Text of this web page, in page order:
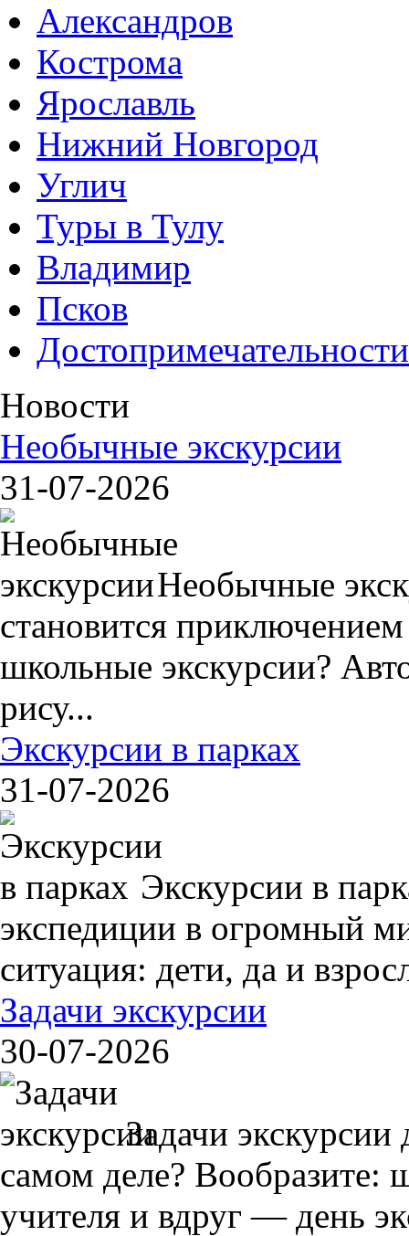
Александров
Кострома
Ярославль
Нижний Новгород
Углич
Туры в Тулу
Владимир
Псков
Достопримечательности
Новости
Необычные экскурсии
31-07-2026
Необычные
становится
школьные экскурсии?
рису...
Экскурсии в парках
31-07-2026
Экскурсии в
экспедиции в огромный
ситуация: дети, да и
Задачи экскурсии
30-07-2026
Задачи
самом деле? Вообразите:
учителя и вдруг — день